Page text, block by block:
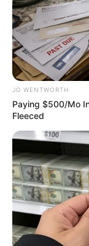
The 90s Was A
Movies
BRAINBERRIES
JG WENTWORTH
Paying $500/Mo
Fleeced